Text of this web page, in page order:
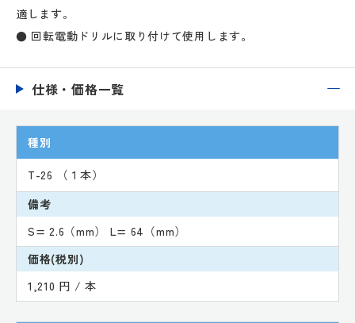
適します。
● 回転電動ドリルに取り付けて使用します。
仕様・価格一覧
種別
T-26 （１本）
備考
S= 2.6（mm） L= 64（mm）
価格(税別)
1,210 円 / 本